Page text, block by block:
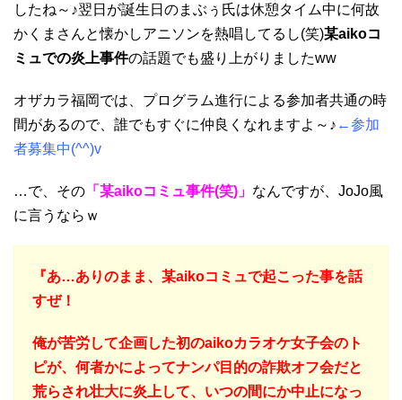
したね～♪翌日が誕生日のまぶぅ氏は休憩タイム中に何故
かくまさんと懐かしアニソンを熱唱してるし(笑)某aikoコ
ミュでの炎上事件の話題でも盛り上がりましたww
オザカラ福岡では、プログラム進行による参加者共通の時
間があるので、誰でもすぐに仲良くなれますよ～♪ ←参加
者募集中(^^)v
…で、その 「某aikoコミュ事件(笑)」 なんですが、JoJo風
に言うならｗ
『あ…ありのまま、某aikoコミュで起こった事を話
すぜ！
俺が苦労して企画した初のaikoカラオケ女子会のト
ピが、何者かによってナンパ目的の詐欺オフ会だと
荒らされ壮大に炎上して、いつの間にか中止になっ